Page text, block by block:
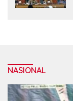
NASIONAL